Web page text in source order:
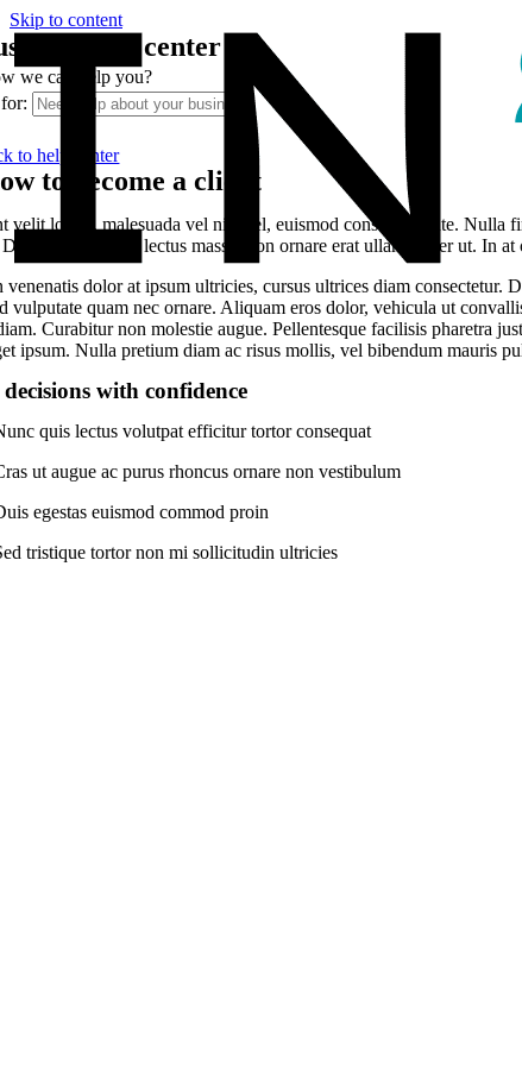
Skip to content
help center
we can help you?
to help center
to become a client
velit lorem, malesuada vel nisl vel, euismod consequat ante.
Donec sollicitudin lectus massa, non ornare erat ullamcorper ut. In
venenatis dolor at ipsum ultricies, cursus ultrices diam
vulputate quam nec ornare. Aliquam eros dolor, vehicula ut
Curabitur non molestie augue. Pellentesque facilisis pharetra
ipsum. Nulla pretium diam ac risus mollis, vel bibendum mauris
with confidence
quis lectus volutpat efficitur tortor consequat
ut augue ac purus rhoncus ornare non vestibulum
egestas euismod commod proin
tristique tortor non mi sollicitudin ultricies